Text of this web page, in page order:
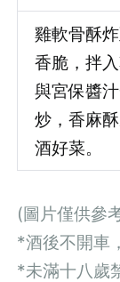
雞軟骨酥
香脆，拌
與宮保醬
炒，香麻
酒好菜。
(圖片僅供參
*酒後不開車
*未滿十八歲